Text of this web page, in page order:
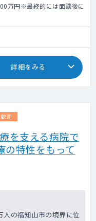
中心で、ご希望があれば専
時期によって、予防接種
願いいたします。
療養・地域包括ケア病棟
状況によって応相談です。
マ程度
コマ程度、訪問件数：1日3
どんど居宅です。お看取り
万円※最終的には面談後に
詳細をみる
迎
を支える病院で
の特性をもって
の福知山市の境界に位